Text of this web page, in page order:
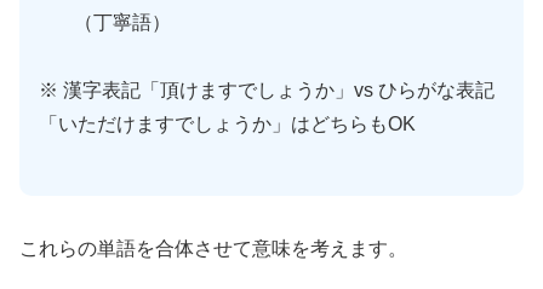
（丁寧語）
※ 漢字表記「頂けますでしょうか」vs ひらがな表記
「いただけますでしょうか」はどちらもOK
これらの単語を合体させて意味を考えます。